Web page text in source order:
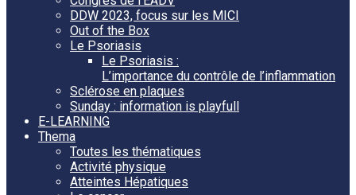
DDW 2023, focus sur les MICI
Out of the Box
Le Psoriasis
Le Psoriasis :
L’importance du contrôle de l’inflammation
Sclérose en plaques
Sunday : information is playfull
E-LEARNING
Thema
Toutes les thématiques
Activité physique
Atteintes Hépatiques